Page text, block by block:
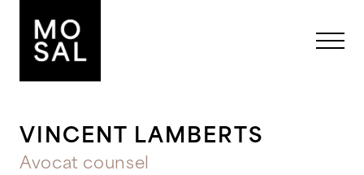
VINCENT LAMBERTS
Avocat counsel